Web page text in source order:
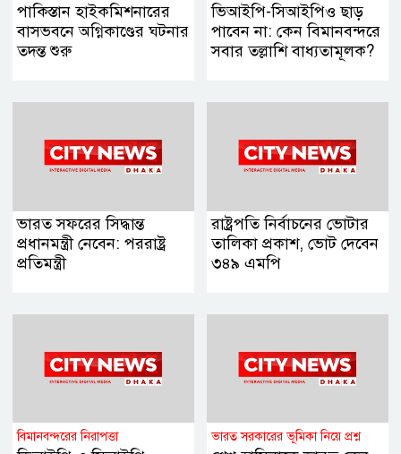
পাকিস্তান হাইকমিশনারের
বাসভবনে অগ্নিকাণ্ডের ঘটনার
তদন্ত শুরু
ভিআইপি-সিআইপিও ছাড়
পাবেন না: কেন বিমানবন্দরে
সবার তল্লাশি বাধ্যতামূলক?
ভারত সফরের সিদ্ধান্ত
প্রধানমন্ত্রী নেবেন: পররাষ্ট্র
প্রতিমন্ত্রী
রাষ্ট্রপতি নির্বাচনের ভোটার
তালিকা প্রকাশ, ভোট দেবেন
৩৪৯ এমপি
বিমানবন্দরের নিরাপত্তা ভারত সরকারের ভূমিকা নিয়ে প্রশ্ন